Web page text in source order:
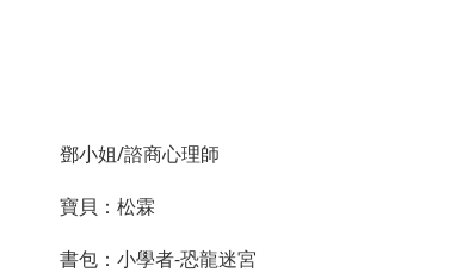
鄧小姐/諮商心理師
寶貝：松霖
書包：小學者-恐龍迷宮